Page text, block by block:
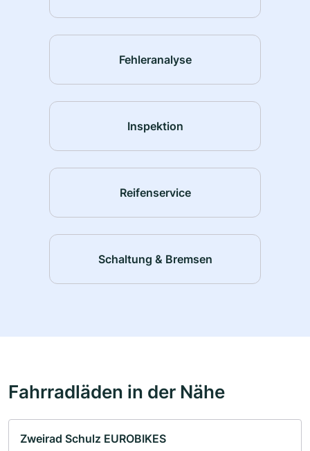
Fehleranalyse
Inspektion
Reifenservice
Schaltung & Bremsen
Fahrradläden in der Nähe
Zweirad Schulz EUROBIKES